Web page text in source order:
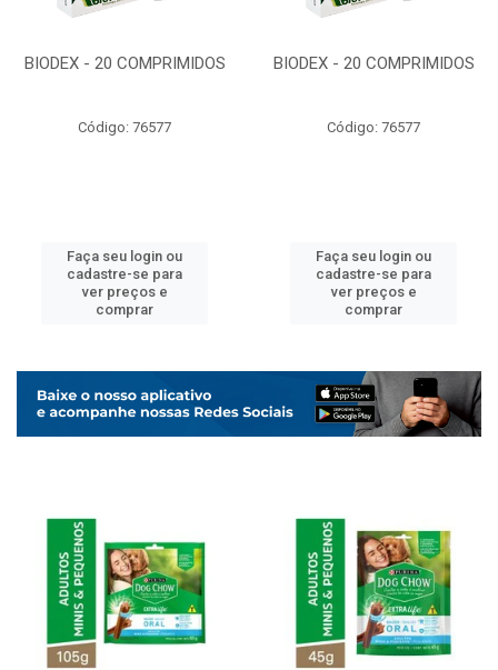
BIODEX - 20 COMPRIMIDOS
Código: 76577
Faça seu login ou
cadastre-se para
ver preços e
comprar
BIODEX - 20 COMPRIMIDOS
Código: 76577
Faça seu login ou
cadastre-se para
ver preços e
comprar